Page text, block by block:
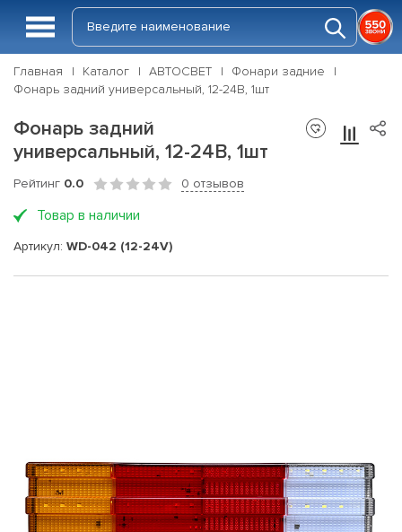
Главная Каталог АВТОСВЕТ
Фонари задние
Фонарь задний универсальный, 12-24В, 1шт
Фонарь задний
универсальный, 12-24В, 1шт
Рейтинг 0.0 0 отзывов
Товар в наличии
Артикул: WD-042 (12-24V)